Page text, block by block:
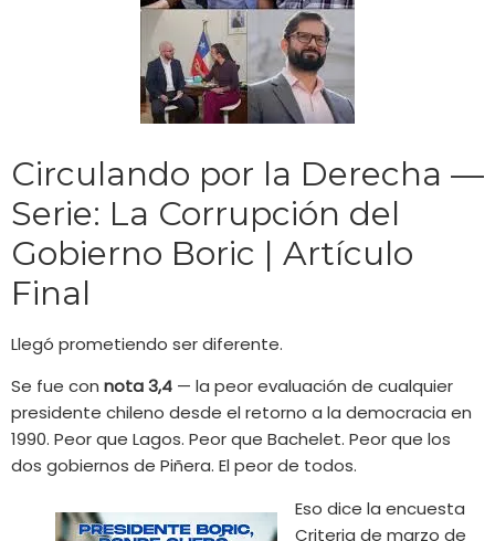
Circulando por la Derecha —
Serie: La Corrupción del
Gobierno Boric | Artículo
Final
Llegó prometiendo ser diferente.
Se fue con nota 3,4 — la peor evaluación de cualquier
presidente chileno desde el retorno a la democracia en
1990. Peor que Lagos. Peor que Bachelet. Peor que los
dos gobiernos de Piñera. El peor de todos.
Eso dice la encuesta
Criteria de marzo de